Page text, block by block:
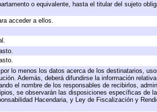
o equivalente, hasta el titular del sujeto
acceder a ellos.
lo menos los datos acerca de los destinatarios,
Además, deberá difundirse la información
el nombre de los responsables de recibirlos,
se observarán las disposiciones específicas de
Hacendaria, y Ley de Fiscalización y